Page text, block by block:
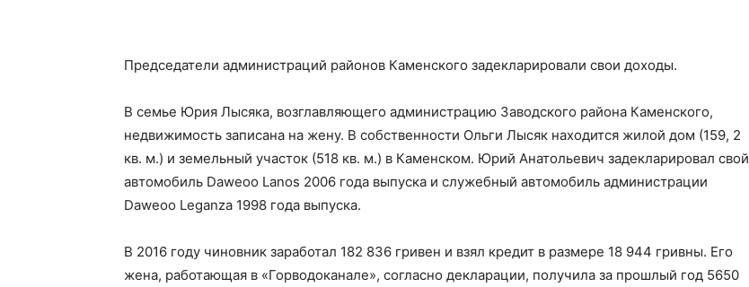
Председатели администраций районов Каменского задекларировали свои доходы.
В семье Юрия Лысяка, возглавляющего администрацию Заводского района Каменского,
недвижимость записана на жену. В собственности Ольги Лысяк находится жилой дом (159, 2
кв. м.) и земельный участок (518 кв. м.) в Каменском. Юрий Анатольевич задекларировал свой
автомобиль Daweoo Lanos 2006 года выпуска и служебный автомобиль администрации
Daweoo Leganza 1998 года выпуска.
В 2016 году чиновник заработал 182 836 гривен и взял кредит в размере 18 944 гривны. Его
жена, работающая в «Горводоканале», согласно декларации, получила за прошлый год 5650